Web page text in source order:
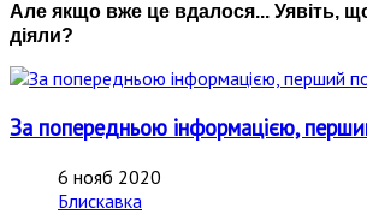
Але якщо вже це вдалося... Уявіть,
діяли?
За попередньою інформацією,
6 нояб 2020
Блискавка